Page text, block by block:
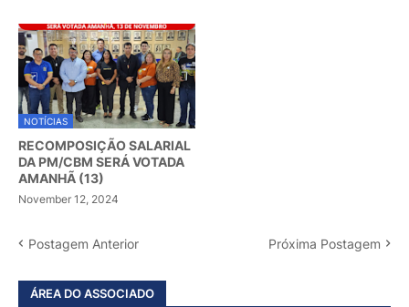
NOTÍCIAS
RECOMPOSIÇÃO SALARIAL
DA PM/CBM SERÁ VOTADA
AMANHÃ (13)
November 12, 2024
Postagem Anterior Próxima Postagem
ÁREA DO ASSOCIADO